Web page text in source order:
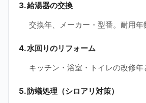
3. 給湯器の交換
交換年、メーカー・型番。耐用年
4. 水回りのリフォーム
キッチン・浴室・トイレの改修年
5. 防蟻処理（シロアリ対策）